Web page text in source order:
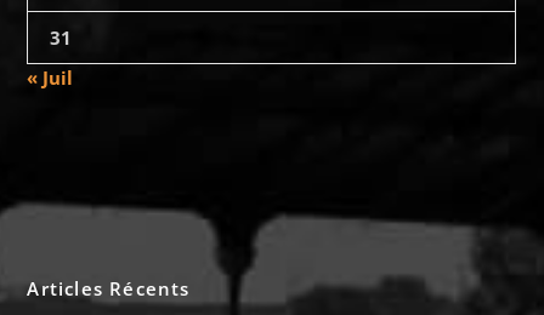
31
« Juil
Articles Récents